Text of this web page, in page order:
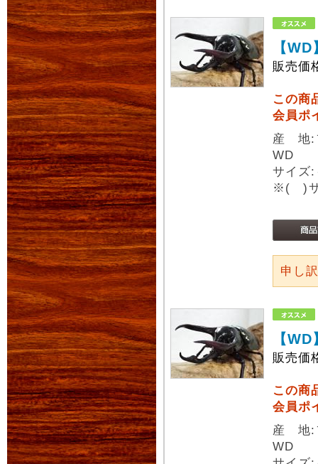
【
販売価
この商
会員ポ
産 地:
WD
サイズ
※( )サ
申し
【
販売価
この商
会員ポ
産 地:
WD